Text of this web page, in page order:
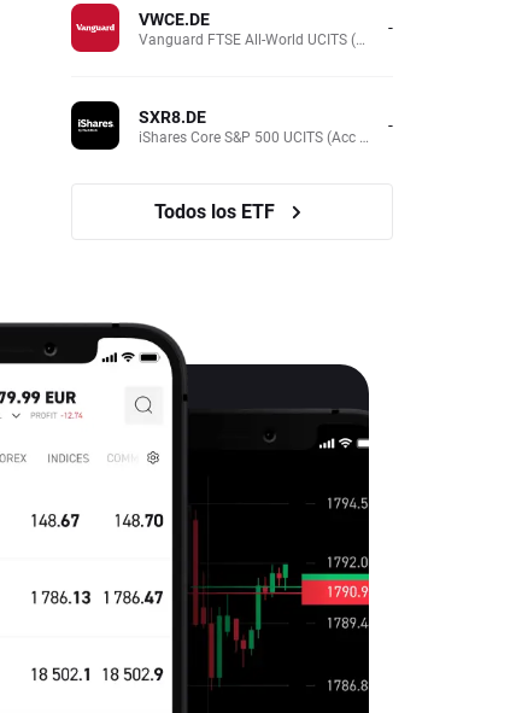
VWCE.DE
Vanguard FTSE All-World UCITS (Acc EUR ) -
SXR8.DE
iShares Core S&P 500 UCITS (Acc EUR) -
Todos los ETF